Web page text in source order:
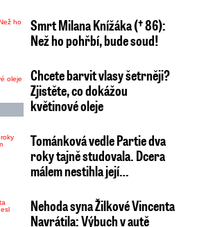
Smrt Milana Knížáka († 86):
Než ho pohřbí, bude soud!
Chcete barvit vlasy šetrněji?
Zjistěte, co dokážou
květinové oleje
Tománková vedle Partie dva
roky tajně studovala. Dcera
málem nestihla její…
Nehoda syna Žilkové Vincenta
Navrátila: Výbuch v autě